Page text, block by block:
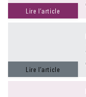
Lire l’article
Lire l’article